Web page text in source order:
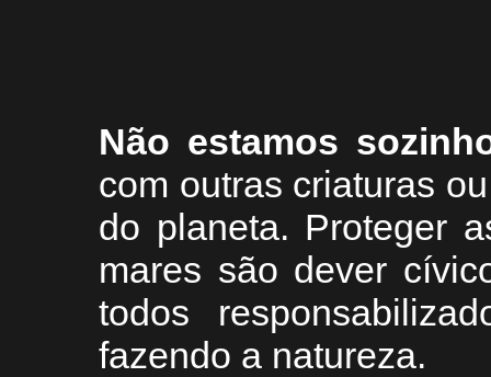
Não estamos
com outras criaturas
do planeta. Proteger
mares são dever
todos
fazendo a natureza.